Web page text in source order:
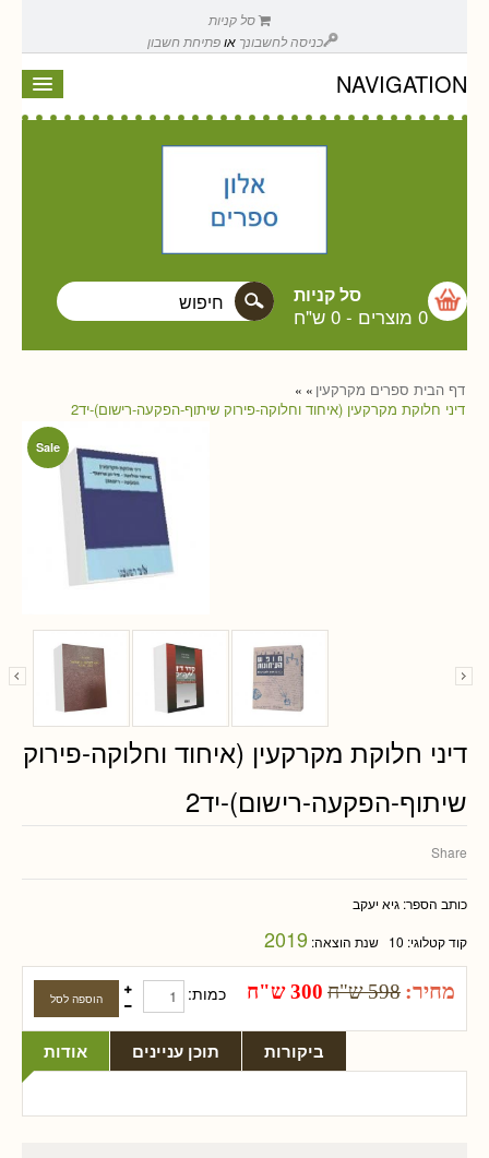
סל קניות
כניסה לחשבונך אופתיחת חשבון
NAVIGATION
סל קניות
0 מוצרים - 0 ש"ח
דף הבית » ספרים מקרקעין »
דיני חלוקת מקרקעין (איחוד וחלוקה-פירוק שיתוף-הפקעה-רישום)-יד2
Sale
דיני חלוקת מקרקעין (איחוד וחלוקה-פירוק
שיתוף-הפקעה-רישום)-יד2
Share
כותב הספר: גיא יעקב
קוד קטלוגי: 10 שנת הוצאה: 2019
מחיר: 598 ש"ח 300 ש"ח כמות:
אודות תוכן עניינים ביקורות